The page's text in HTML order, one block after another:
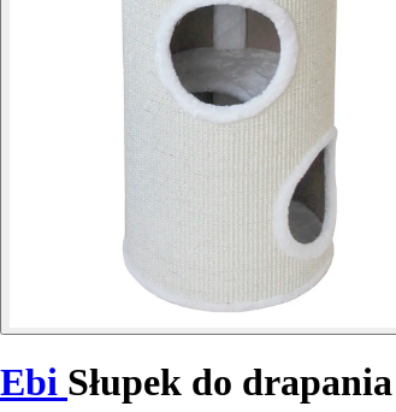
Ebi Słupek do